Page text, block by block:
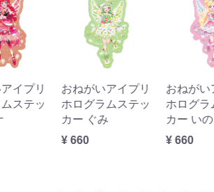
おねがいアイプリ
ホログラムステッ
おねがいアイプリ
ホログラムステッ
カー いのり